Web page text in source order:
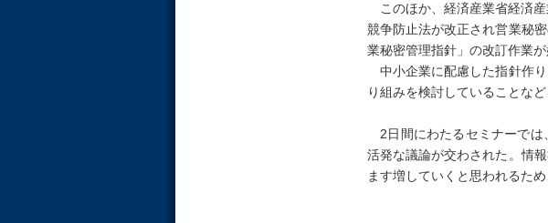
このほか、経済産業省経済
競争防止法が改正され営業秘
業秘密管理指針」の改訂作業が
中小企業に配慮した指針作
り組みを検討していることなど
2日間にわたるセミナーでは
活発な議論が交わされた。情
ます増していくと思われるた